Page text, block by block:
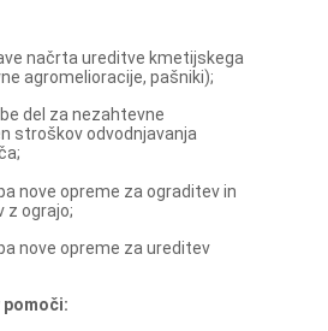
ureditve kmetijskega
agromelioracije, pašniki);
za nezahtevne
stroškov odvodnjavanja
opreme za ograditev in
z ograjo;
opreme za ureditev